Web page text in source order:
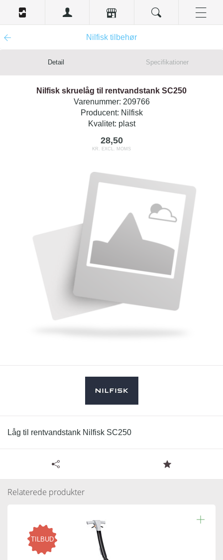
Nilfisk tilbehør
Detail Specifikationer
Nilfisk skruelåg til rentvandstank SC250
Varenummer: 209766
Producent: Nilfisk
Kvalitet: plast
28,50
KR. EXCL. MOMS
Låg til rentvandstank Nilfisk SC250
Læs resten.
Tilgængelige specifikationer for Nilfisk skruelåg til
Antal pr. kolli:
Relaterede produkter
TILBUD